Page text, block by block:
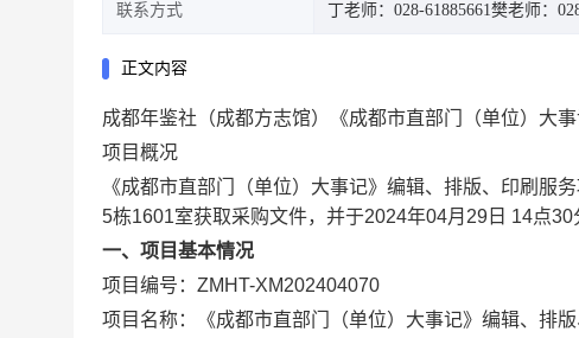
联系方式 丁老师：028-61885661樊老师：
正文内容
成都年鉴社（成都方志馆）《成都市直部门（单位）大
项目概况
《成都市直部门（单位）大事记》编辑、排版、印刷服
5栋1601室获取采购文件，并于2024年04月29日 14点30
一、项目基本情况
项目编号：ZMHT-XM202404070
项目名称：《成都市直部门（单位）大事记》编辑、排